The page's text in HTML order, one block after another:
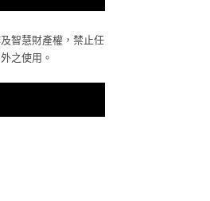
智慧財產權，禁止任
之使用。